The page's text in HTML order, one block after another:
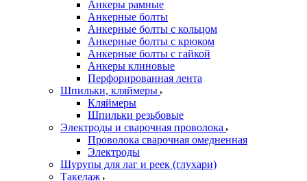
Анкеры рамные
Анкерные болты
Анкерные болты с кольцом
Анкерные болты с крюком
Анкерные болты с гайкой
Анкеры клиновые
Перфорированная лента
Шпильки, кляймеры
Кляймеры
Шпильки резьбовые
Электроды и сварочная проволока
Проволока сварочная омедненная
Электроды
Шурупы для лаг и реек (глухари)
Такелаж